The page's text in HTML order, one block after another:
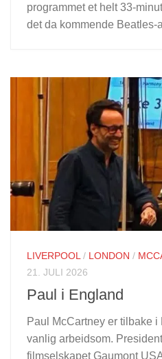
programmet et helt 33-
det da kommende Beatles-
LIVERPOOL / LONDON /
21. JULI 2026
Paul i England
Paul McCartney er tilbake
vanlig arbeidsom.
filmselskapet Gaumont